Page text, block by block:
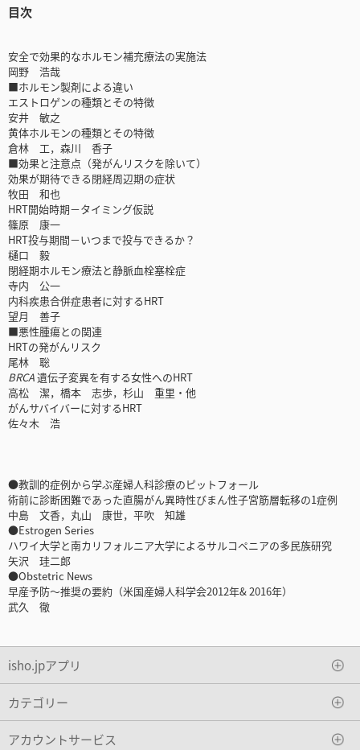
目次
安全で効果的なホルモン補充療法の実施法
岡野 浩哉
■ホルモン製剤による違い
エストロゲンの種類とその特徴
安井 敏之
黄体ホルモンの種類とその特徴
倉林 工，森川 香子
■効果と注意点（発がんリスクを除いて）
効果が期待できる閉経周辺期の症状
牧田 和也
HRT開始時期－タイミング仮説
篠原 康一
HRT投与期間－いつまで投与できるか？
樋口 毅
閉経期ホルモン療法と静脈血栓塞栓症
寺内 公一
内科疾患合併症患者に対するHRT
望月 善子
■悪性腫瘍との関連
HRTの発がんリスク
尾林 聡
BRCA遺伝子変異を有する女性へのHRT
高松 潔，橋本 志歩，杉山 重里・他
がんサバイバーに対するHRT
佐々木 浩
●教訓的症例から学ぶ産婦人科診療のピットフォール
術前に診断困難であった直腸がん異時性びまん性子宮筋層転移の1症例
中島 文香，丸山 康世，平吹 知雄
●Estrogen Series
ハワイ大学と南カリフォルニア大学によるサルコペニアの多民族研究
矢沢 珪二郎
●Obstetric News
早産予防～推奨の要約（米国産婦人科学会2012年& 2016年）
武久 徹
isho.jpアプリ
カテゴリー
アカウントサービス